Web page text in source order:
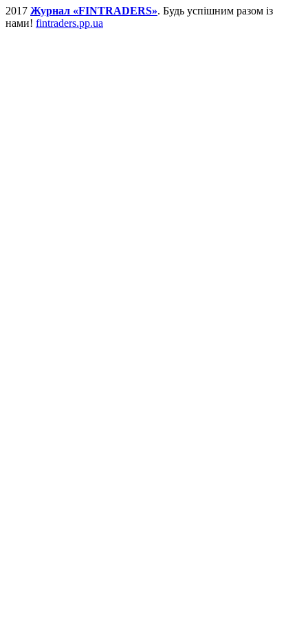
2017 Журнал «FINTRADERS». Будь успішним разом із
нами! fintraders.pp.ua